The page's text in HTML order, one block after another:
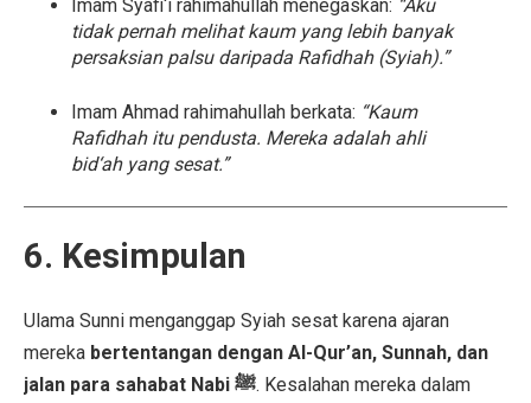
Imam Syafi‘i rahimahullah menegaskan: “Aku
tidak pernah melihat kaum yang lebih banyak
persaksian palsu daripada Rafidhah (Syiah).”
Imam Ahmad rahimahullah berkata: “Kaum
Rafidhah itu pendusta. Mereka adalah ahli
bid‘ah yang sesat.”
6. Kesimpulan
Ulama Sunni menganggap Syiah sesat karena ajaran
mereka bertentangan dengan Al-Qur’an, Sunnah, dan
jalan para sahabat Nabi ﷺ. Kesalahan mereka dalam